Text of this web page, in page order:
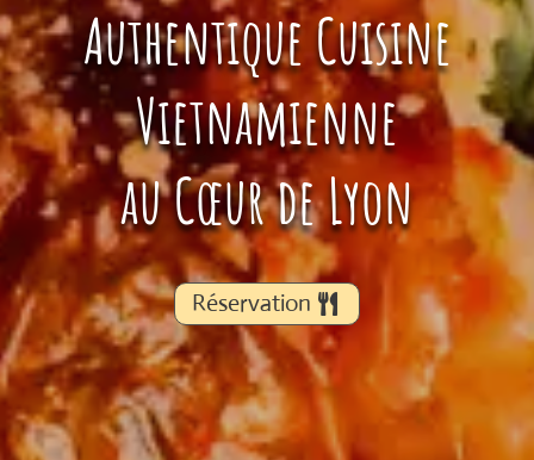
Authentique Cuisine
Vietnamienne
au Cœur de Lyon
Réservation